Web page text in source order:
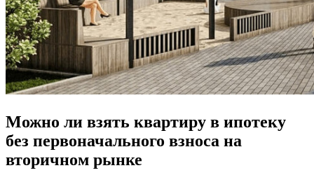
Можно ли взять квартиру в ипотеку
без первоначального взноса на
вторичном рынке